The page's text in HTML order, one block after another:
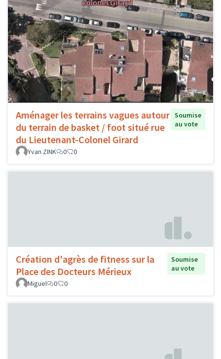
Aménager les terrains vagues autour
du terrain de basket / foot situé rue
du Lieutenant-Colonel Girard
Soumise
au vote
Yvan ZINK 0 0
Création d'agrès de fitness sur la
Place des Docteurs Mérieux
Soumise
au vote
Miguel
0 0